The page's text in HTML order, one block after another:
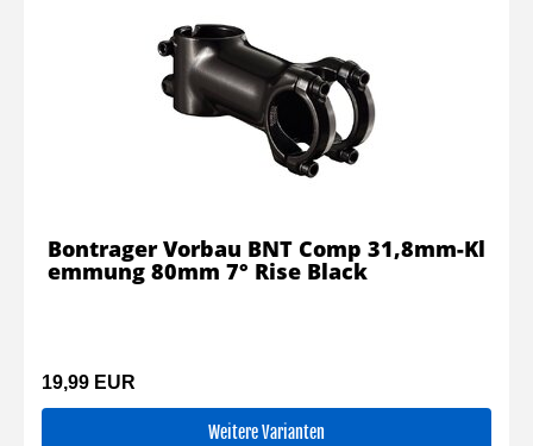
19,99 EUR
Weitere Varianten
Bontrager Vorbau BNT Comp 31,8mm-Kl
emmung 80mm 7° Rise Black